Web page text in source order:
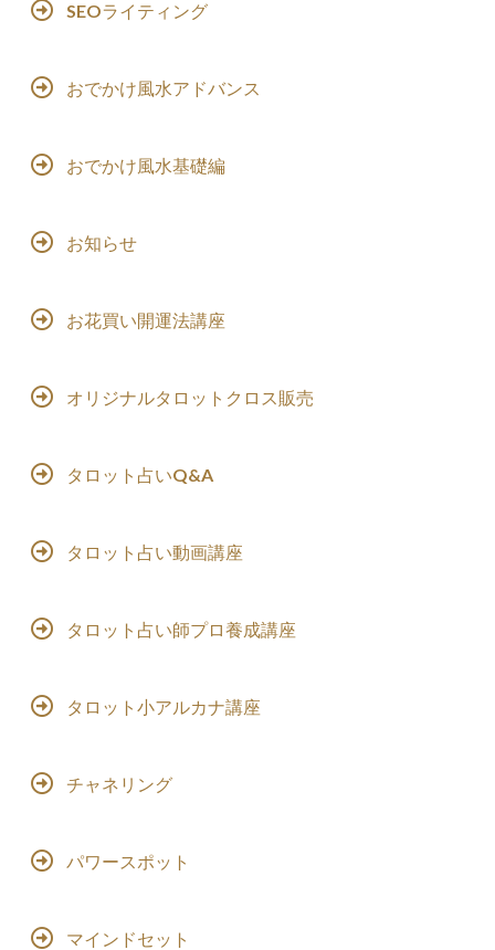
SEOライティング
おでかけ風水アドバンス
おでかけ風水基礎編
お知らせ
お花買い開運法講座
オリジナルタロットクロス販売
タロット占いQ&A
タロット占い動画講座
タロット占い師プロ養成講座
タロット小アルカナ講座
チャネリング
パワースポット
マインドセット